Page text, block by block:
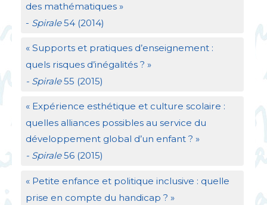
des mathématiques »
- Spirale54 (2014)
« Supports et pratiques d’enseignement :
quels risques d’inégalités ? »
- Spirale55 (2015)
« Expérience esthétique et culture scolaire :
quelles alliances possibles au service du
développement global d’un enfant ? »
- Spirale56 (2015)
« Petite enfance et politique inclusive : quelle
prise en compte du handicap ? »